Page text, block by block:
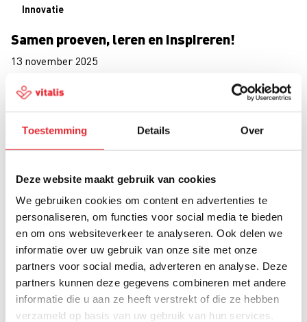
Toestemming Details Over
Deze website maakt gebruik van cookies
We gebruiken cookies om content en advertenties te
personaliseren, om functies voor social media te bieden
en om ons websiteverkeer te analyseren. Ook delen we
informatie over uw gebruik van onze site met onze
partners voor social media, adverteren en analyse. Deze
partners kunnen deze gegevens combineren met andere
informatie die u aan ze heeft verstrekt of die ze hebben
verzameld op basis van uw gebruik van hun services.
Samen proeven, leren en inspireren!
13 november 2025
Innovatie
Verstoppertje voor gevorderden met de
Innovatie
Per 1 april volledig spraakgestuurd: “Dit
hadden ze tien jaar geleden al moeten doen”
Innovatie